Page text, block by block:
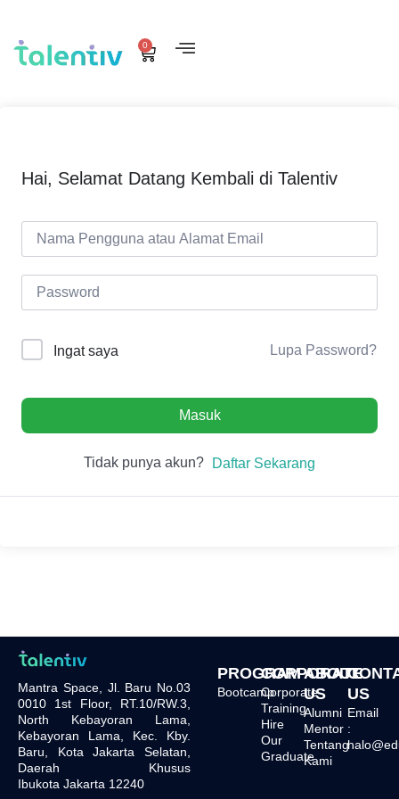
0
Hai, Selamat Datang Kembali di Talentiv
Ingat saya Lupa Password?
Masuk
Tidak punya akun? Daftar Sekarang
Mantra Space, Jl. Baru No.03
0010 1st Floor, RT.10/RW.3,
North Kebayoran Lama,
Kebayoran Lama, Kec. Kby.
Baru, Kota Jakarta Selatan,
Daerah Khusus
Ibukota Jakarta 12240
PROGRAM
Bootcamp
CORPORATE
Corporate
Training
Hire
Our
Graduate
ABOUT
US
Alumni
Mentor
Tentang
Kami
US
Email
: